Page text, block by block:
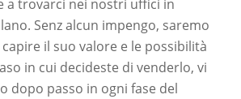
a trovarci nei nostri uffici in
Senz alcun impengo, saremo
il suo valore e le possibilità
in cui decideste di venderlo, vi
dopo passo in ogni fase del